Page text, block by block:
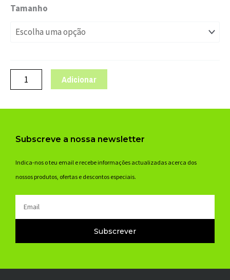
Tamanho
Quantidade
LUVAS
CINZA/VERM
MARS
C/DEDOS
Adicionar
Subscreve a nossa newsletter
Indica-nos o teu email e recebe informações actualizadas acerca dos
nossos produtos, ofertas e descontos especiais.
Subscrever